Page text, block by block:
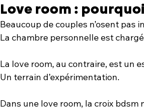
Love room :
Beaucoup de couples n’osent pas
La chambre personnelle est
La love room, au contraire, est un
Un terrain d’expérimentation.
Dans une love room, la croix bdsm